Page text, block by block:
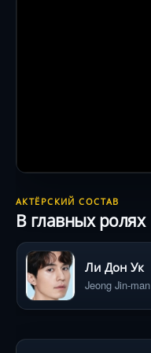
АКТЁРСКИЙ СОСТАВ
В главных ролях
Ли Дон Ук
Jeong Jin-man